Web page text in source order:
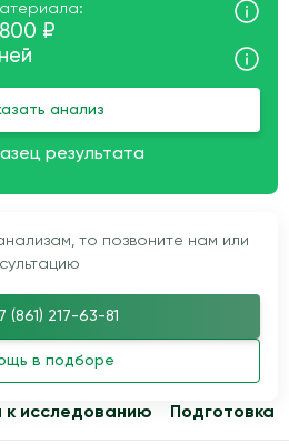
к исследованию Подготовка
₽
анализ
результата
то позвоните нам или
(861) 217-63-81
в подборе